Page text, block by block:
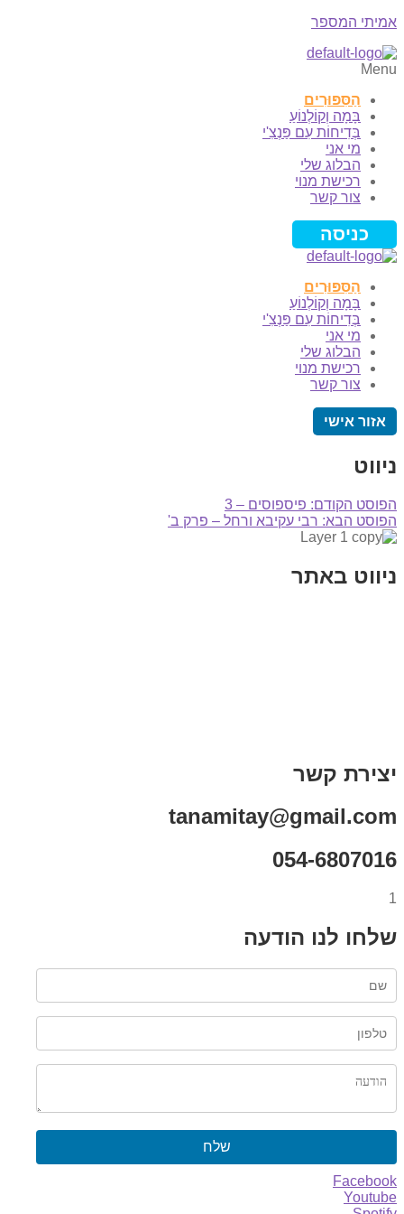
אמיתי המספר
Menu
הַסִּפּוּרִים
בָּמָה וְקוֹלְנוֹעַ
בְּדִיחוֹת עִם פַּנְצִ'י
מי אני
הבלוג שלי
רכישת מנוי
צור קשר
כניסה
הַסִּפּוּרִים
בָּמָה וְקוֹלְנוֹעַ
בְּדִיחוֹת עִם פַּנְצִ'י
מי אני
הבלוג שלי
רכישת מנוי
צור קשר
אזור אישי
ניווט
הפוסט הקודם: פיספוסים – 3
הפוסט הבא: רבי עקיבא ורחל – פרק ב'
ניווט באתר
יצירת קשר
tanamitay@gmail.com
054-6807016
1
שלחו לנו הודעה
שלח
Facebook
Youtube